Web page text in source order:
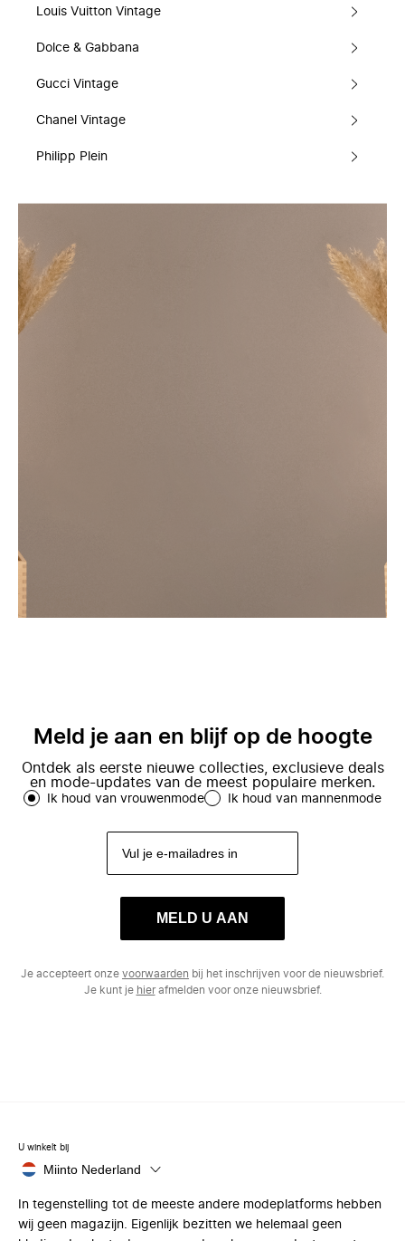
Louis Vuitton Vintage
Dolce & Gabbana
Gucci Vintage
Chanel Vintage
Philipp Plein
Meld je aan en blijf op de hoogte
Ontdek als eerste nieuwe collecties, exclusieve deals
en mode-updates van de meest populaire merken.
Ik houd van vrouwenmode Ik houd van mannenmode
MELD U AAN
Je accepteert onze voorwaarden bij het inschrijven voor de nieuwsbrief.
Je kunt je hierafmelden voor onze nieuwsbrief.
U winkelt bij
Miinto Nederland
In tegenstelling tot de meeste andere modeplatforms hebben
wij geen magazijn. Eigenlijk bezitten we helemaal geen